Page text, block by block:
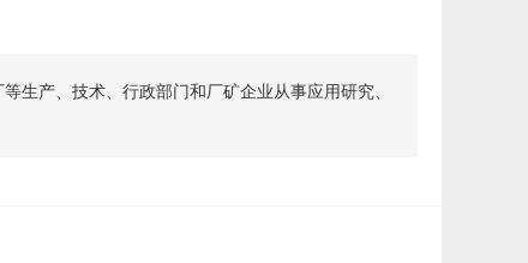
生产、技术、行政部门和厂矿企业从事应用研究、